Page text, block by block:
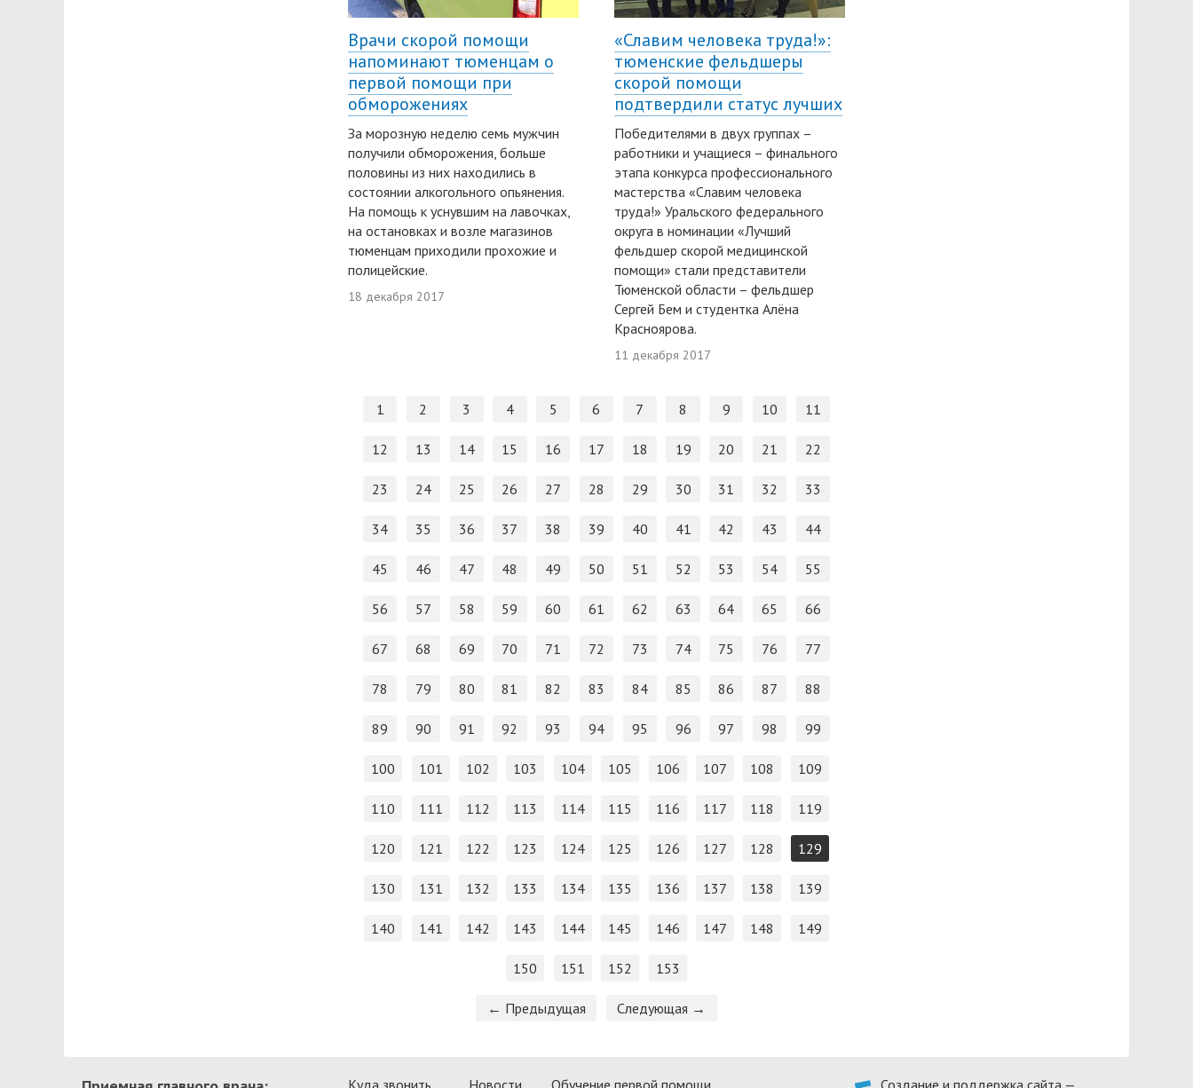
Врачи скорой помощи
напоминают тюменцам о
первой помощи при
обморожениях
За морозную неделю семь мужчин
получили обморожения, больше
половины из них находились в
состоянии алкогольного опьянения.
На помощь к уснувшим на лавочках,
на остановках и возле магазинов
тюменцам приходили прохожие и
полицейские.
18 декабря 2017
«Славим человека труда!»:
тюменские фельдшеры
скорой помощи
подтвердили статус лучших
Победителями в двух группах –
работники и учащиеся – финального
этапа конкурса профессионального
мастерства «Славим человека
труда!» Уральского федерального
округа в номинации «Лучший
фельдшер скорой медицинской
помощи» стали представители
Тюменской области – фельдшер
Сергей Бем и студентка Алёна
Красноярова.
11 декабря 2017
1 2 3 4 5 6 7 8 9 10 11
12 13 14 15 16 17 18 19 20 21 22
23 24 25 26 27 28 29 30 31 32 33
34 35 36 37 38 39 40 41 42 43 44
45 46 47 48 49 50 51 52 53 54 55
56 57 58 59 60 61 62 63 64 65 66
67 68 69 70 71 72 73 74 75 76 77
78 79 80 81 82 83 84 85 86 87 88
89 90 91 92 93 94 95 96 97 98 99
100 101 102 103 104 105 106 107 108 109
110 111 112 113 114 115 116 117 118 119
120 121 122 123 124 125 126 127 128 129
130 131 132 133 134 135 136 137 138 139
140 141 142 143 144 145 146 147 148 149
150 151 152 153
← Предыдущая Следующая →
Куда звонить Новости Обучение первой помощи Создание и поддержка сайта —